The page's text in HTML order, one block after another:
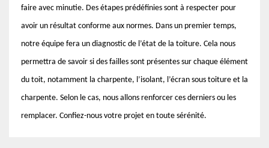
faire avec minutie. Des étapes prédéfinies sont à respecter pour
avoir un résultat conforme aux normes. Dans un premier temps,
notre équipe fera un diagnostic de l’état de la toiture. Cela nous
permettra de savoir si des failles sont présentes sur chaque élément
du toit, notamment la charpente, l’isolant, l’écran sous toiture et la
charpente. Selon le cas, nous allons renforcer ces derniers ou les
remplacer. Confiez-nous votre projet en toute sérénité.